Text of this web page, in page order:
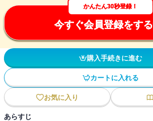
かんたん30秒登録！
今すぐ会員登録をする
購入手続きに進む
カートに入れる
お気に入り
あらすじ